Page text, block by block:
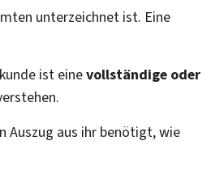
unterzeichnet ist. Eine
ist einevollständige oder
Auszug aus ihr benötigt, wie